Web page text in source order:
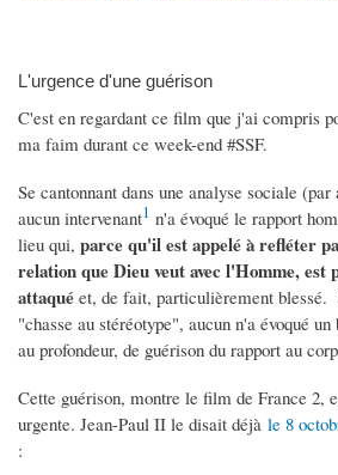
L'urgence d'une guérison
C'est en regardant ce film que j'ai compris
ma faim durant ce week-end #SSF.
Se cantonnant dans une analyse sociale
aucun intervenant1 n'a évoqué le rapport
lieu qui, parce qu'il est appelé à refléter
relation que Dieu veut avec l'Homme,
attaqué et, de fait, particulièrement blessé.
"chasse au stéréotype", aucun n'a évoqué
au profondeur, de guérison du rapport au
Cette guérison, montre le film de France 2,
urgente. Jean-Paul II le disait déjà le 8
: